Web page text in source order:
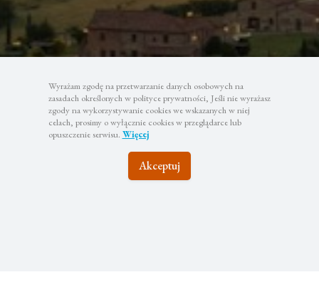
Wyrażam zgodę na przetwarzanie danych osobowych na
zasadach określonych w polityce prywatności, Jeśli nie wyrażasz
zgody na wykorzystywanie cookies we wskazanych w niej
celach, prosimy o wyłącznie cookies w przeglądarce lub
opuszczenie serwisu. Więcej
Akceptuj